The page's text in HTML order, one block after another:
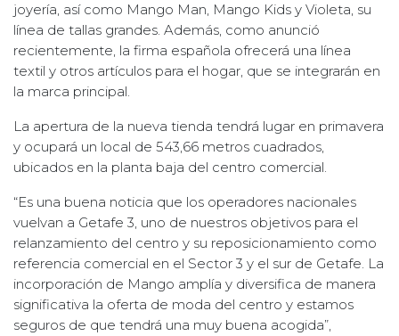
joyería, así como Mango Man, Mango Kids y Violeta, su
línea de tallas grandes. Además, como anunció
recientemente, la firma española ofrecerá una línea
textil y otros artículos para el hogar, que se integrarán en
la marca principal.
La apertura de la nueva tienda tendrá lugar en primavera
y ocupará un local de 543,66 metros cuadrados,
ubicados en la planta baja del centro comercial.
“Es una buena noticia que los operadores nacionales
vuelvan a Getafe 3, uno de nuestros objetivos para el
relanzamiento del centro y su reposicionamiento como
referencia comercial en el Sector 3 y el sur de Getafe. La
incorporación de Mango amplía y diversifica de manera
significativa la oferta de moda del centro y estamos
seguros de que tendrá una muy buena acogida”,